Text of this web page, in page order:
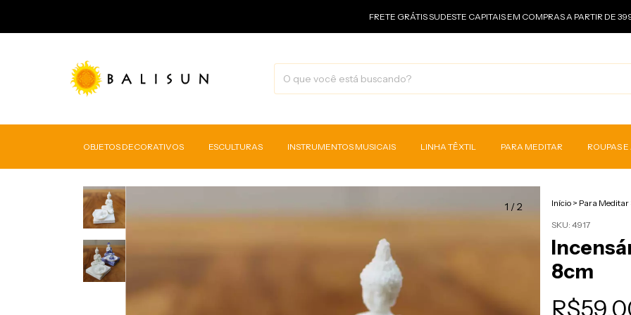
FRETE GRÁTIS SUDESTE CAPITAIS EM COMPRAS A PARTIR DE 399,00
OBJETOS DECORATIVOS ESCULTURAS INSTRUMENTOS MUSICAIS LINHA TÊXTIL PARA MEDITAR ROUPAS
1 /2 Início > Para Meditar
SKU: 4917
8cm